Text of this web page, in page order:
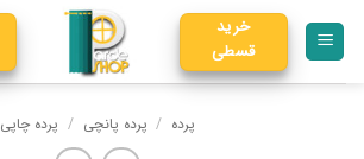
خرید
قسطی
پرده / پرده پانچی / پرده چاپی